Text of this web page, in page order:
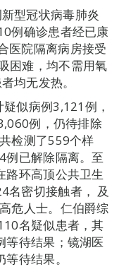
型冠状病毒肺炎
例确诊患者经已康
医院隔离病房接受
困难，均不需用氧
均无发热。
似病例3,121例，
例，仍待排除
检测了559个样
已解除隔离。至
环高顶公共卫生
名密切接触者， 及
危人士。仁伯爵综
名疑似患者，其
等待结果；镜湖医
待结果。